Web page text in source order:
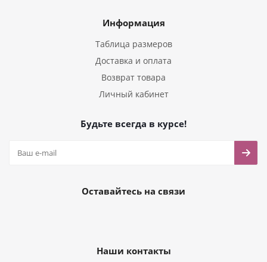
Информация
Таблица размеров
Доставка и оплата
Возврат товара
Личный кабинет
Будьте всегда в курсе!
Оставайтесь на связи
Наши контакты